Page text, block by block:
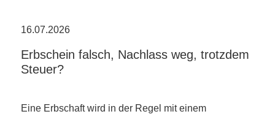
16.07.2026
Erbschein falsch, Nachlass weg, trotzdem
Steuer?
Eine Erbschaft wird in der Regel mit einem